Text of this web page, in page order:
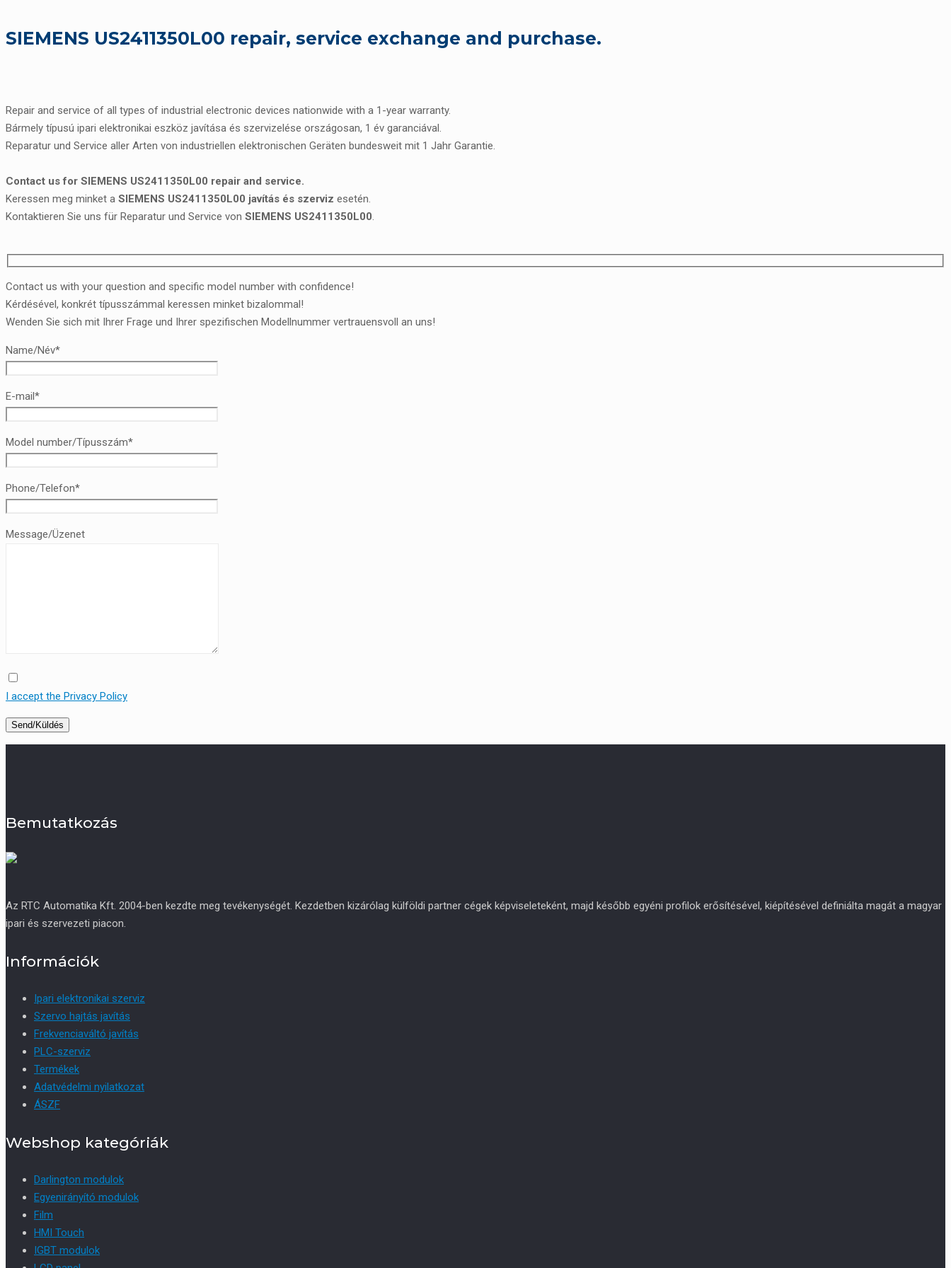
SIEMENS US2411350L00 repair, service exchange and purchase.
Repair and service of all types of industrial electronic devices nationwide with a 1-year warranty.
Bármely típusú ipari elektronikai eszköz javítása és szervizelése országosan, 1 év garanciával.
Reparatur und Service aller Arten von industriellen elektronischen Geräten bundesweit mit 1 Jahr Garantie.
Contact us for SIEMENS US2411350L00 repair and service.
Keressen meg minket a SIEMENS US2411350L00 javítás és szerviz esetén.
Kontaktieren Sie uns für Reparatur und Service von SIEMENS US2411350L00.
Contact us with your question and specific model number with confidence!
Kérdésével, konkrét típusszámmal keressen minket bizalommal!
Wenden Sie sich mit Ihrer Frage und Ihrer spezifischen Modellnummer vertrauensvoll an uns!
Name/Név*
E-mail*
Model number/Típusszám*
Phone/Telefon*
Message/Üzenet
I accept the Privacy Policy
Bemutatkozás
Az RTC Automatika Kft. 2004-ben kezdte meg tevékenységét. Kezdetben kizárólag külföldi partner cégek képviseleteként, majd később egyéni profilok erősítésével, kiépítésével definiálta magát a magyar
ipari és szervezeti piacon.
Információk
Ipari elektronikai szerviz
Szervo hajtás javítás
Frekvenciaváltó javítás
PLC-szerviz
Termékek
Adatvédelmi nyilatkozat
ÁSZF
Webshop kategóriák
Darlington modulok
Egyenirányító modulok
Film
HMI Touch
IGBT modulok